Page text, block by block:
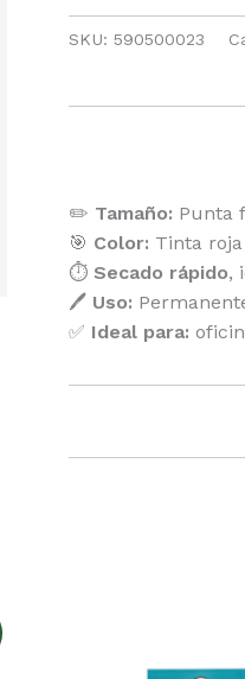
x
SKU:590500023
✏️ Tamaño: Punta
🎯 Color: Tinta
⏱️ Secado rápido,
🖊️ Uso:
✅ Ideal para: